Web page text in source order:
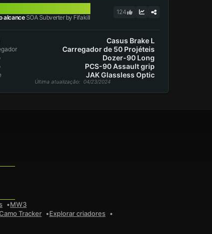
alcanceSOA Subverter by Fifakill
124
Casus Brake L
Carregador de 50 Projéteis
Dozer-90 Long
PCS-90 Assault grip
JAK Glassless Optic
Última atualização: 04/23/2024
MW3
Tracker
Explorar criadores